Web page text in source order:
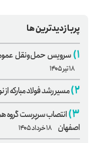
پربازدیدترین‌ها
سرویس حمل‌ونقل عمومی
مسیر رشد فولاد مبارکه از
انتصاب سرپرست گروه
اصفهان ۱۸ خرداد ۱۴۰۵